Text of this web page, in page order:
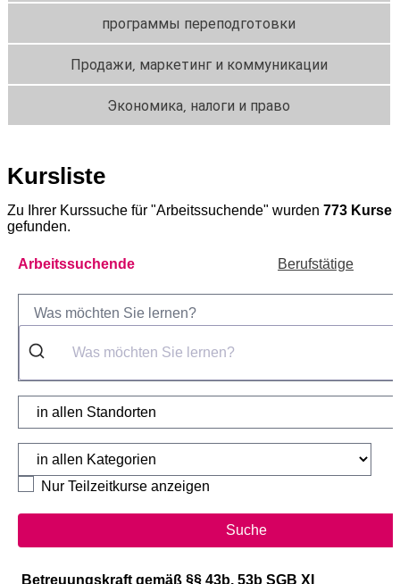
программы переподготовки
Продажи, маркетинг и коммуникации
Экономика, налоги и право